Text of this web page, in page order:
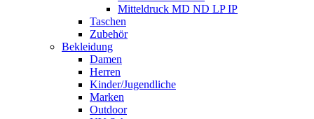
Mitteldruck MD ND LP IP
Taschen
Zubehör
Bekleidung
Damen
Herren
Kinder/Jugendliche
Marken
Outdoor